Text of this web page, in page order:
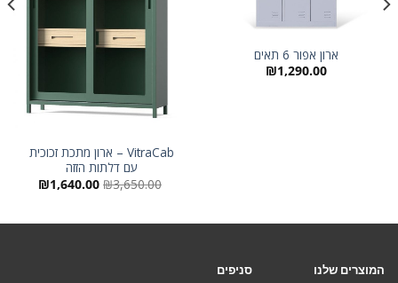
ארון אפור 6 תאים
₪1,290.00
VitraCab – ארון מתכת זכוכית
עם דלתות הזזה
₪3,650.00 המחיר
המקורי
₪1,640.00
המוצרים שלנו
סניפים